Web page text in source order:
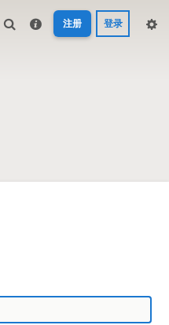
注册 登录